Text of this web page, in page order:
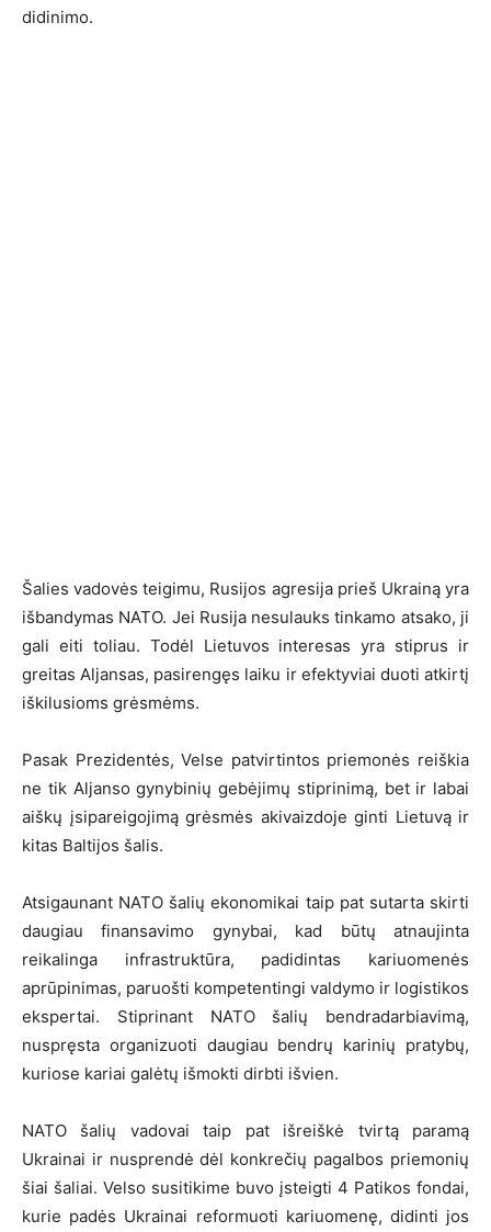
didinimo.
Šalies vadovės teigimu, Rusijos agresija prieš Ukrainą yra
išbandymas NATO. Jei Rusija nesulauks tinkamo atsako, ji
gali eiti toliau. Todėl Lietuvos interesas yra stiprus ir
greitas Aljansas, pasirengęs laiku ir efektyviai duoti atkirtį
iškilusioms grėsmėms.
Pasak Prezidentės, Velse patvirtintos priemonės reiškia
ne tik Aljanso gynybinių gebėjimų stiprinimą, bet ir labai
aiškų įsipareigojimą grėsmės akivaizdoje ginti Lietuvą ir
kitas Baltijos šalis.
Atsigaunant NATO šalių ekonomikai taip pat sutarta skirti
daugiau finansavimo gynybai, kad būtų atnaujinta
reikalinga infrastruktūra, padidintas kariuomenės
aprūpinimas, paruošti kompetentingi valdymo ir logistikos
ekspertai. Stiprinant NATO šalių bendradarbiavimą,
nuspręsta organizuoti daugiau bendrų karinių pratybų,
kuriose kariai galėtų išmokti dirbti išvien.
NATO šalių vadovai taip pat išreiškė tvirtą paramą
Ukrainai ir nusprendė dėl konkrečių pagalbos priemonių
šiai šaliai. Velso susitikime buvo įsteigti 4 Patikos fondai,
kurie padės Ukrainai reformuoti kariuomenę, didinti jos